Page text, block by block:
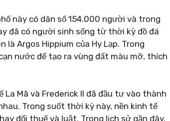
này có dân số 154.000 người và trong
đã có người sinh sống từ thời kỳ đồ đá
Argos Hippium của Hy Lạp. Trong
nước để tạo ra vùng đất màu mỡ, thích
Mã và Frederick II đã đầu tư vào thành
Trong suốt thời kỳ này, nền kinh tế
đổi thuế và luật. Trong lịch sử gần đây,